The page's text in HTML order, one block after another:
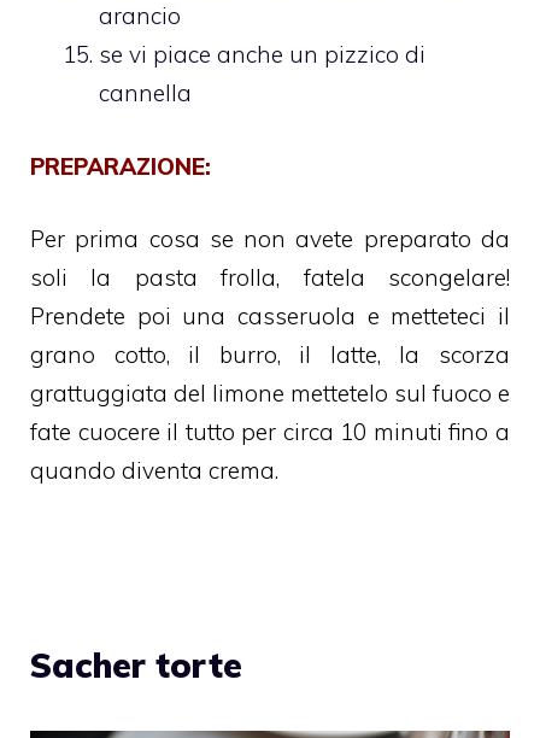
arancio
se vi piace anche un pizzico di
cannella
PREPARAZIONE:
Per prima cosa se non avete preparato da
soli la pasta frolla, fatela scongelare!
Prendete poi una casseruola e metteteci il
grano cotto, il burro, il latte, la scorza
grattuggiata del limone mettetelo sul fuoco e
fate cuocere il tutto per circa 10 minuti fino a
quando diventa crema.
Sacher torte